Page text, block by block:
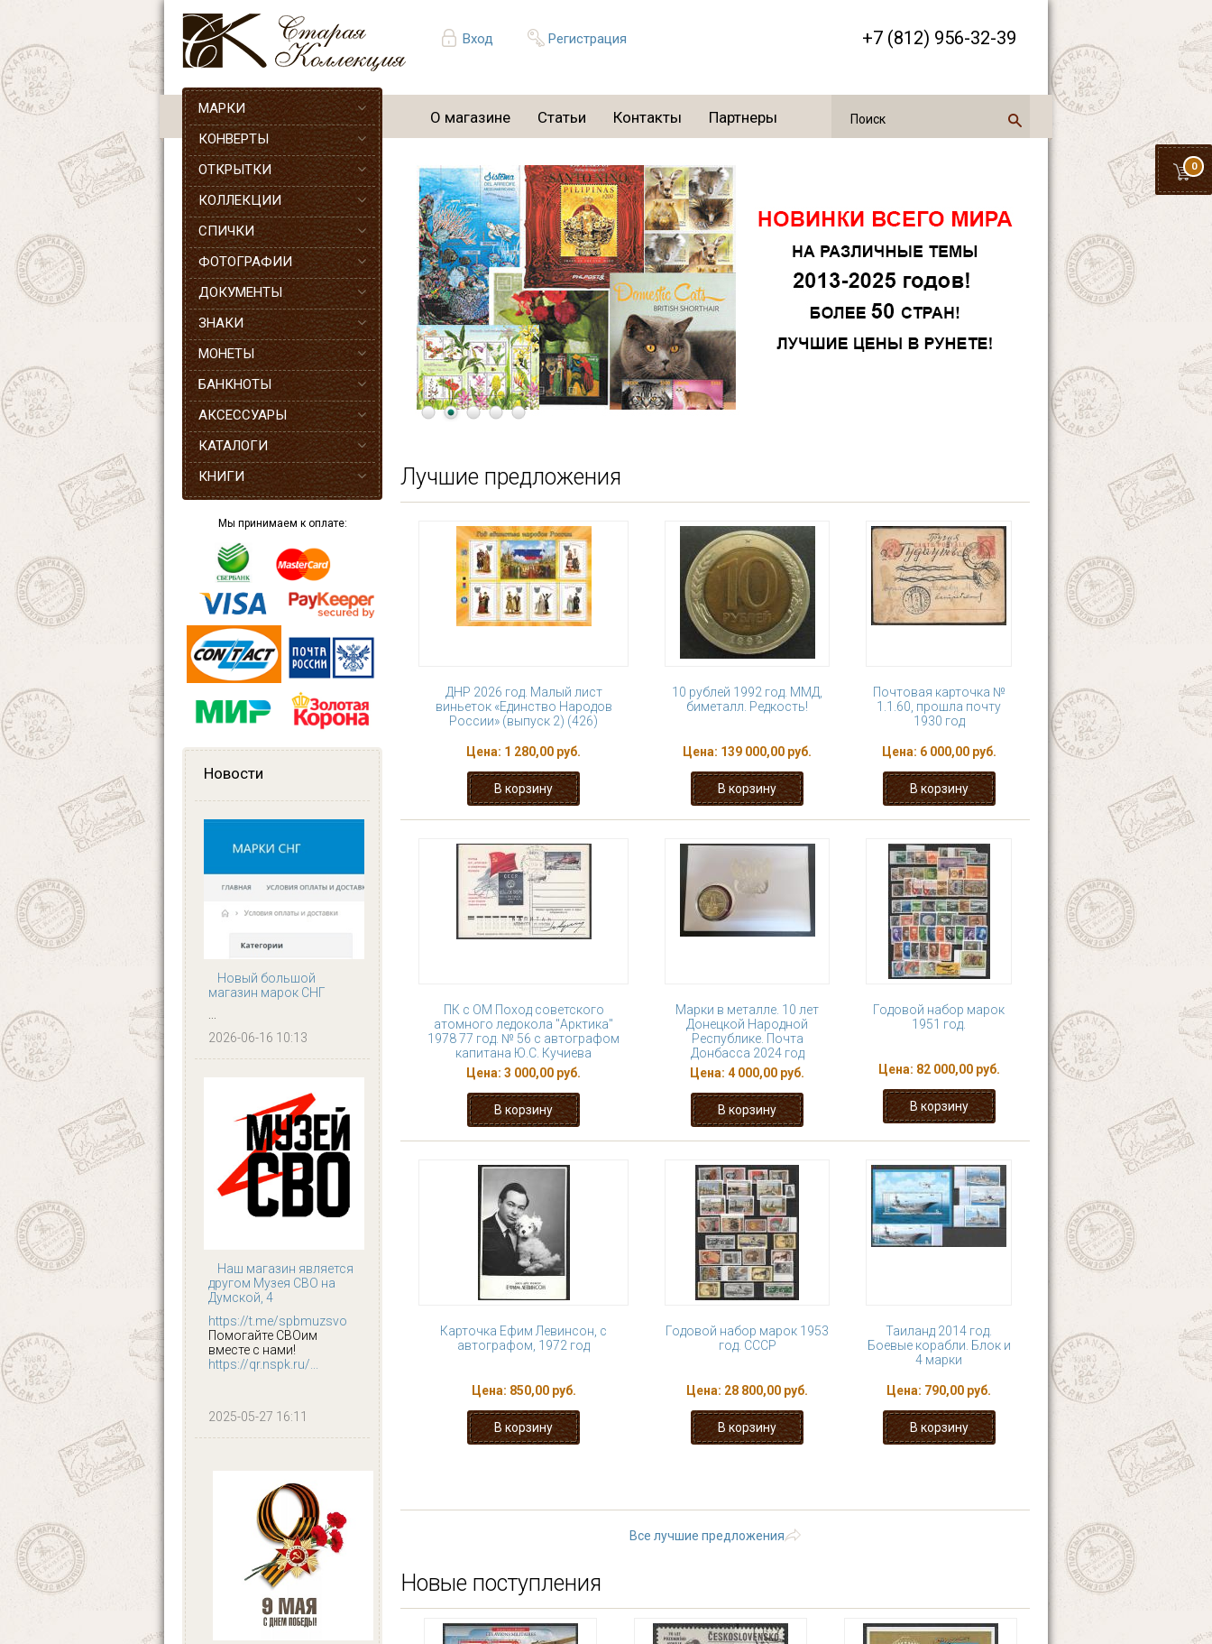
Вход Регистрация +7 (812) 956-32-39
0
О магазине Статьи Контакты Партнеры
МАРКИ
КОНВЕРТЫ
ОТКРЫТКИ
КОЛЛЕКЦИИ
СПИЧКИ
ФОТОГРАФИИ
ДОКУМЕНТЫ
ЗНАКИ
МОНЕТЫ
БАНКНОТЫ
АКСЕССУАРЫ
КАТАЛОГИ
КНИГИ
Мы принимаем к оплате:
Новости
Новый большой
магазин марок СНГ
...
2026-06-16 10:13
Наш магазин является
другом Музея СВО на
Думской, 4
https://t.me/spbmuzsvo
Помогайте СВОим
вместе с нами!
https://qr.nspk.ru/...
2025-05-27 16:11
Лучшие предложения
ДНР 2026 год. Малый лист
виньеток «Единство Народов
России» (выпуск 2) (426)
Цена: 1 280,00 руб.
10 рублей 1992 год. ММД,
биметалл. Редкость!
Цена: 139 000,00 руб.
Почтовая карточка №
1.1.60, прошла почту
1930 год
Цена: 6 000,00 руб.
ПК с ОМ Поход советского
атомного ледокола "Арктика"
1978 77 год. № 56 с автографом
капитана Ю.С. Кучиева
Цена: 3 000,00 руб.
Марки в металле. 10 лет
Донецкой Народной
Республике. Почта
Донбасса 2024 год
Цена: 4 000,00 руб.
Годовой набор марок
1951 год.
Цена: 82 000,00 руб.
Карточка Ефим Левинсон, с
автографом, 1972 год
Цена: 850,00 руб.
Годовой набор марок 1953
год. СССР
Цена: 28 800,00 руб.
Таиланд 2014 год.
Боевые корабли. Блок и
4 марки
Цена: 790,00 руб.
Все лучшие предложения
Новые поступления